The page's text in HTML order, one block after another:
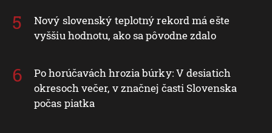
Nový slovenský teplotný rekord má ešte
vyššiu hodnotu, ako sa pôvodne zdalo
Po horúčavách hrozia búrky: V desiatich
okresoch večer, v značnej časti Slovenska
počas piatka